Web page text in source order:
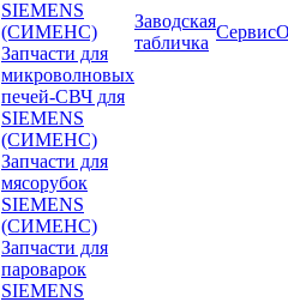
SIEMENS
(СИМЕНС)
Запчасти для
микроволновых
печей-СВЧ для
SIEMENS
(СИМЕНС)
Запчасти для
мясорубок
SIEMENS
(СИМЕНС)
Запчасти для
пароварок
SIEMENS
Заводская
табличка
Сервис